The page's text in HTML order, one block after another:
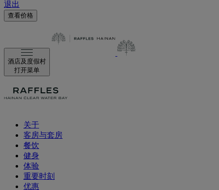
退出
查看价格
酒店及度假村
打开菜单
关于
客房与套房
餐饮
健身
体验
重要时刻
优惠